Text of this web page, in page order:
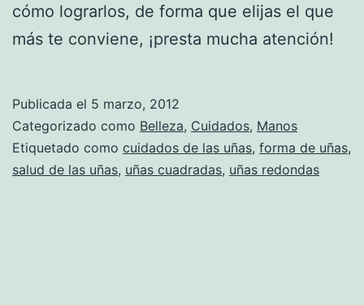
cómo lograrlos, de forma que elijas el que
más te conviene, ¡presta mucha atención!
Publicada el 5 marzo, 2012
Categorizado como Belleza, Cuidados, Manos
Etiquetado como cuidados de las uñas, forma de uñas,
salud de las uñas, uñas cuadradas, uñas redondas